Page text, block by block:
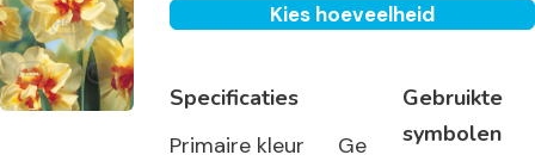
Kies hoeveelheid
Specificaties
Primaire kleur
Ge
Gebruikte
symbolen